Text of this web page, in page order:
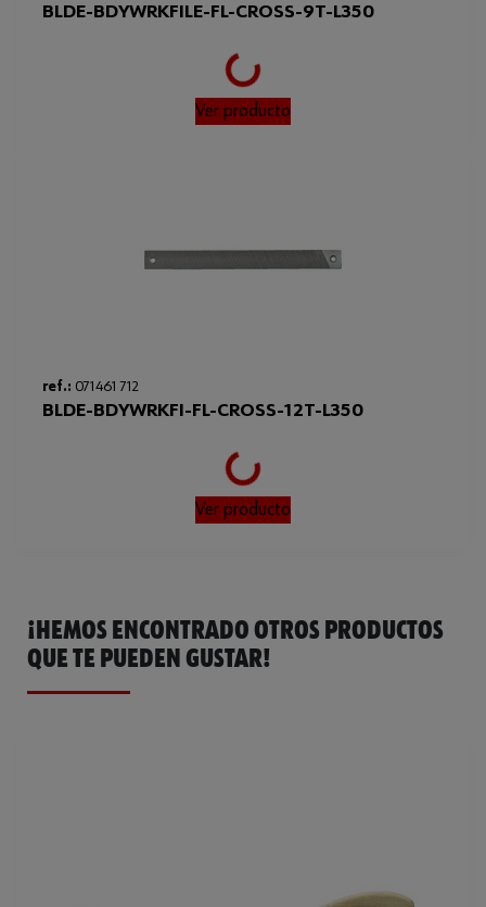
BLDE-BDYWRKFILE-FL-CROSS-9T-L350
Loading...
Ver producto
ref.: 071461 712
BLDE-BDYWRKFI-FL-CROSS-12T-L350
Loading...
Ver producto
¡HEMOS ENCONTRADO OTROS PRODUCTOS
QUE TE PUEDEN GUSTAR!